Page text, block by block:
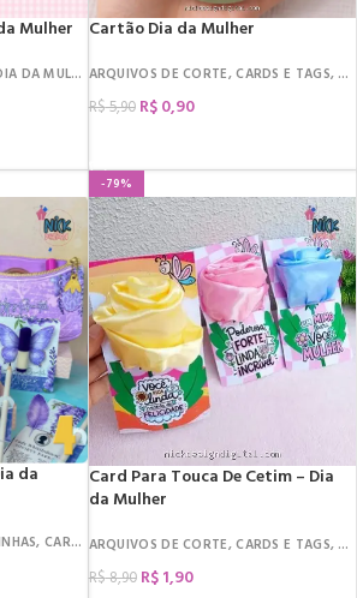
Mulher
DA MULHER ,ARQUIVOS DE CORTE
Cartão Dia da Mulher
ARQUIVOS DE CORTE,CARDS E TAGS,
R$5,90 R$0,90
da
, CARDS E TAGS ,DATAS COMEMORATIVAS, DIA
-79%
Card Para Touca De Cetim – Dia
da Mulher
ARQUIVOS DE CORTE,CARDS E TAGS,
R$8,90 R$1,90